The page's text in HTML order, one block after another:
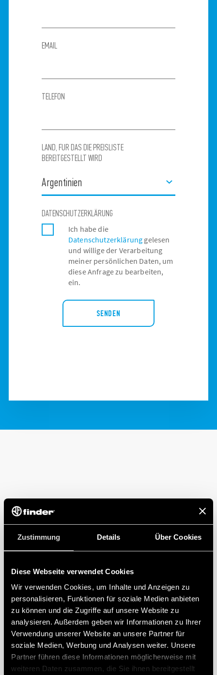
Zustimmung Details Über Cookies
Diese Webseite verwendet Cookies
Wir verwenden Cookies, um Inhalte und Anzeigen zu
personalisieren, Funktionen für soziale Medien anbieten
zu können und die Zugriffe auf unsere Website zu
analysieren. Außerdem geben wir Informationen zu Ihrer
Verwendung unserer Website an unsere Partner für
soziale Medien, Werbung und Analysen weiter. Unsere
Partner führen diese Informationen möglicherweise mit
weiteren Daten zusammen, die Sie ihnen bereitgestellt
EMAIL
TELEFON
LAND, FUR DAS DIE PREISLISTE
BEREITGESTELLT WIRD
Argentinien
DATENSCHUTZERKLÄRUNG
Ich habe die
Datenschutzerklärung gelesen
und willige der Verarbeitung
meiner persönlichen Daten, um
diese Anfrage zu bearbeiten,
ein.
SENDEN